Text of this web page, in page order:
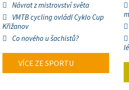
Návrat z mistrovství světa
VMTB cycling ovládl Cyklo Cup
Křižanov
Co nového u šachistů?
VÍCE ZE SPORTU